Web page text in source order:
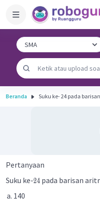
Beranda Suku ke- 24 pada
Pertanyaan
Suku ke-24 pada barisan
140